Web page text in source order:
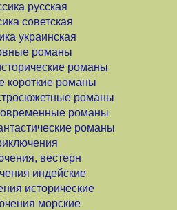
русская
советская
украинская
романы
романы
короткие романы
романы
романы
романы
вестерн
индейские
исторические
морские